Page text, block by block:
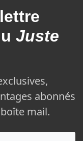
lettre
Juste
abonnés
mail.